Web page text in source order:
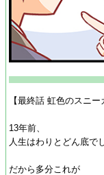
【最終話 虹色のスニー
13年前、
人生はわりとどん底で
だから多分これが